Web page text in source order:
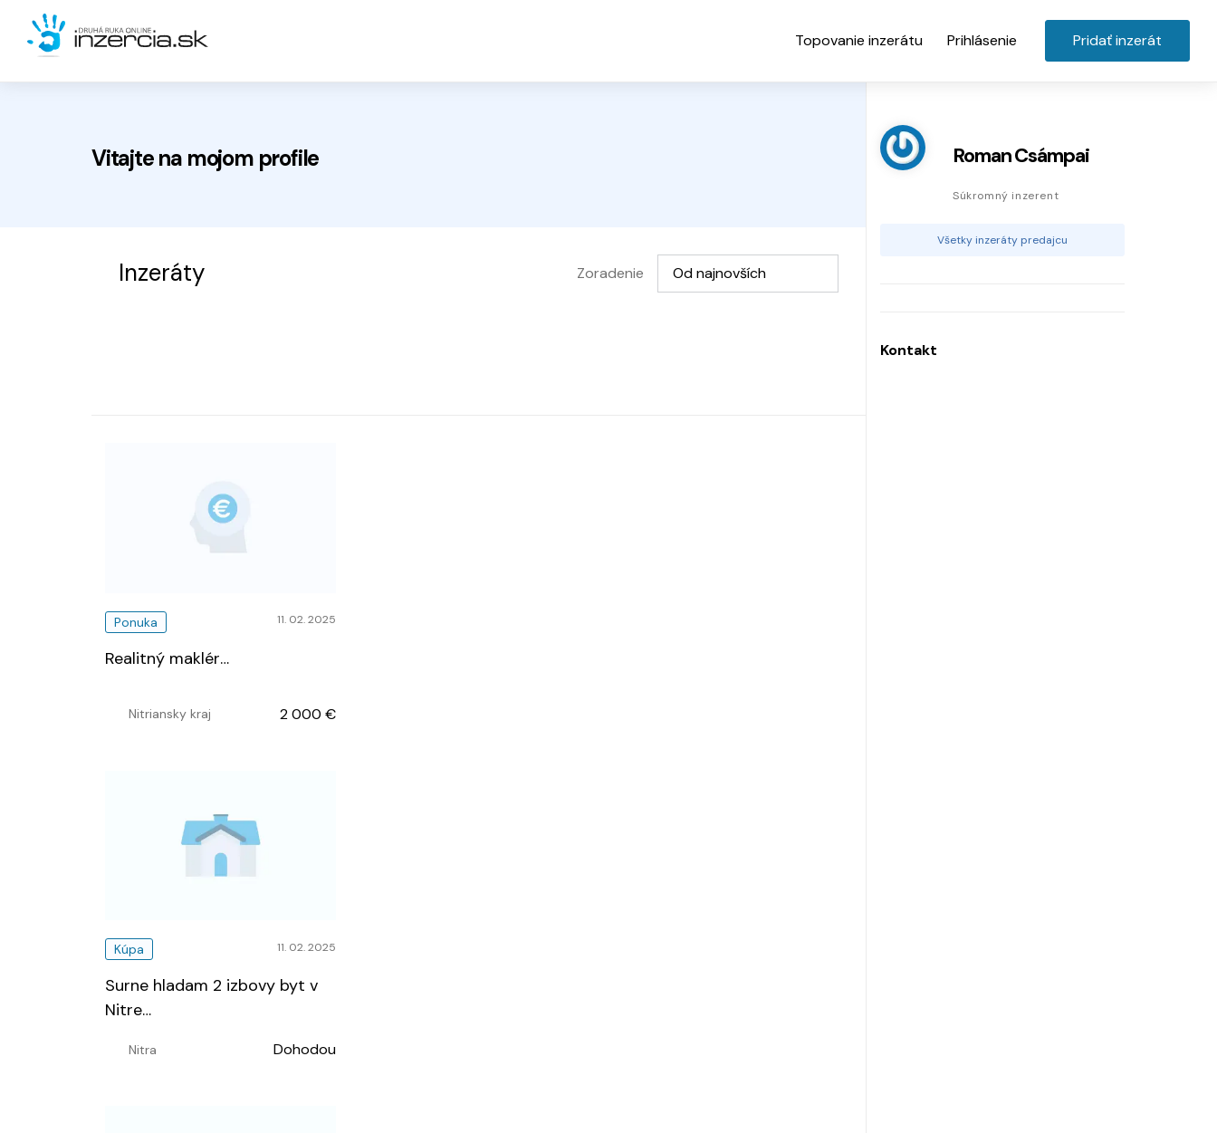
Topovanie inzerátu Prihlásenie Pridať inzerát
Vitajte na mojom profile
Inzeráty Zoradenie Vyberte možnosť
Od najnovších
Ponuka 11. 02. 2025
Realitný maklér…
Nitriansky kraj 2 000 €
Kúpa 11. 02. 2025
Surne hladam 2 izbovy byt v
Nitre…
Nitra Dohodou
Roman Csámpai
Súkromný inzerent
Všetky inzeráty predajcu
Kontakt